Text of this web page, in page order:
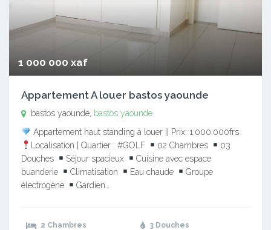
1 000 000 xaf
Appartement A louer bastos yaounde
bastos yaounde, bastos yaounde
Appartement haut standing à louer || Prix: 1.000.000frs
Localisation | Quartier : #GOLF
02 Chambres
03
Douches
Séjour spacieux
Cuisine avec espace
buanderie
Climatisation Eau chaude
Groupe
électrogène
Gardien…
2 Chambres 3 Douches